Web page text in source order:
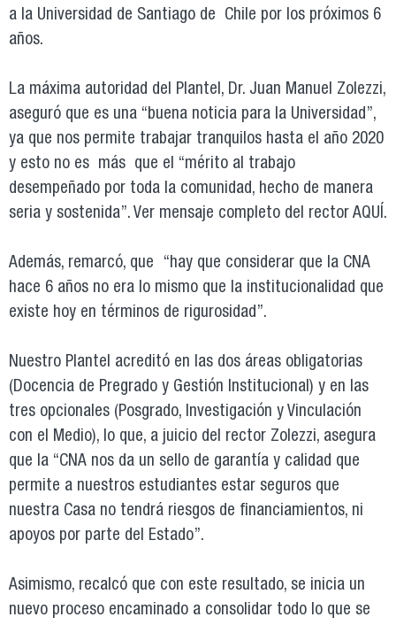
a la Universidad de Santiago de Chile por los próximos 6
años.
La máxima autoridad del Plantel, Dr. Juan Manuel Zolezzi,
aseguró que es una “buena noticia para la Universidad”,
ya que nos permite trabajar tranquilos hasta el año 2020
y esto no es más que el “mérito al trabajo
desempeñado por toda la comunidad, hecho de manera
seria y sostenida”. Ver mensaje completo del rector AQUÍ.
Además, remarcó, que “hay que considerar que la CNA
hace 6 años no era lo mismo que la institucionalidad que
existe hoy en términos de rigurosidad”.
Nuestro Plantel acreditó en las dos áreas obligatorias
(Docencia de Pregrado y Gestión Institucional) y en las
tres opcionales (Posgrado, Investigación y Vinculación
con el Medio), lo que, a juicio del rector Zolezzi, asegura
que la “CNA nos da un sello de garantía y calidad que
permite a nuestros estudiantes estar seguros que
nuestra Casa no tendrá riesgos de financiamientos, ni
apoyos por parte del Estado”.
Asimismo, recalcó que con este resultado, se inicia un
nuevo proceso encaminado a consolidar todo lo que se